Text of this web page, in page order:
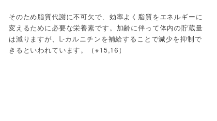
そのため脂質代謝に不可欠で、効率よく脂質をエネルギーに
変えるために必要な栄養素です。加齢に伴って体内の貯蔵量
は減りますが、L-カルニチンを補給することで減少を抑制で
きるといわれています。（※15,16）